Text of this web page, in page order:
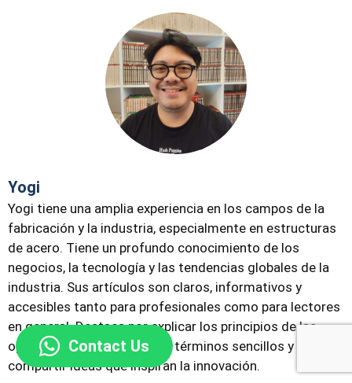
Yogi
Yogi tiene una amplia experiencia en los campos de la
fabricación y la industria, especialmente en estructuras
de acero. Tiene un profundo conocimiento de los
negocios, la tecnología y las tendencias globales de la
industria. Sus artículos son claros, informativos y
accesibles tanto para profesionales como para lectores
en general. Destaca por explicar los principios de las
operaciones industriales en términos sencillos y por
compartir ideas que inspiran la innovación.
Contact Us